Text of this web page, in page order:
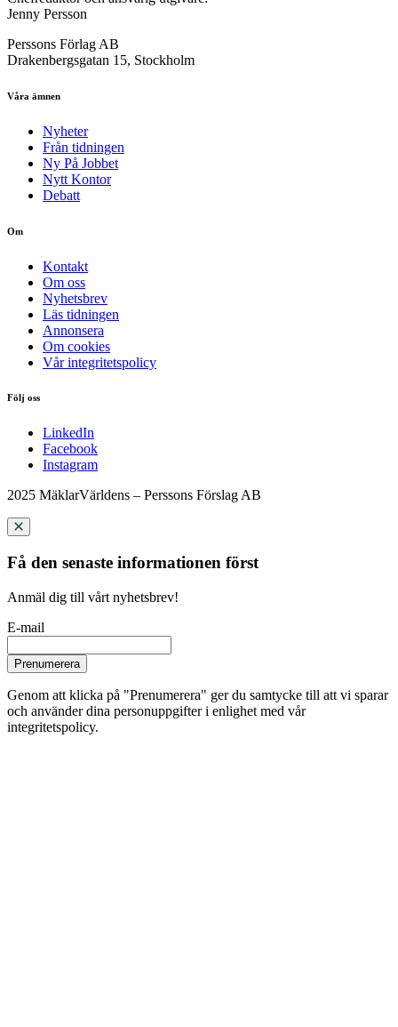
Jenny Persson
Perssons Förlag AB
Drakenbergsgatan 15, Stockholm
Våra ämnen
Nyheter
Från tidningen
Ny På Jobbet
Nytt Kontor
Debatt
Om
Kontakt
Om oss
Nyhetsbrev
Läs tidningen
Annonsera
Om cookies
Vår integritetspolicy
Följ oss
LinkedIn
Facebook
Instagram
2025 MäklarVärldens – Perssons Förslag AB
Få den senaste informationen först
Anmäl dig till vårt nyhetsbrev!
E-mail
Prenumerera
Genom att klicka på "Prenumerera" ger du samtycke till att vi sparar
och använder dina personuppgifter i enlighet med vår
integritetspolicy.